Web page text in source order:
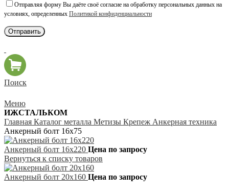
Отправляя форму Вы даёте своё согласие на обработку персональных данных на
условиях, определенных Политикой конфиденциальности
Поиск
Меню
ИЖСТАЛЬКОМ
Главная Каталог металла Метизы Крепеж Анкерная техника
Анкерный болт 16х75
Анкерный болт 16х220 Цена по запросу
Вернуться к списку товаров
Анкерный болт 20х160 Цена по запросу